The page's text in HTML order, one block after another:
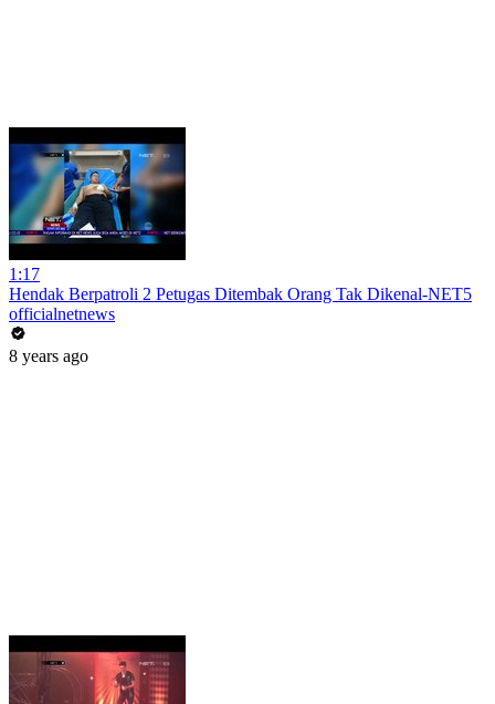
1:17
Hendak Berpatroli 2 Petugas Ditembak Orang Tak Dikenal-NET5
officialnetnews
8 years ago